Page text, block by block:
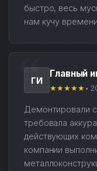
быстро, весь
нам кучу
ГИ
Главный
★★★★★ •
Демонтировали
требовала
действующих
компании